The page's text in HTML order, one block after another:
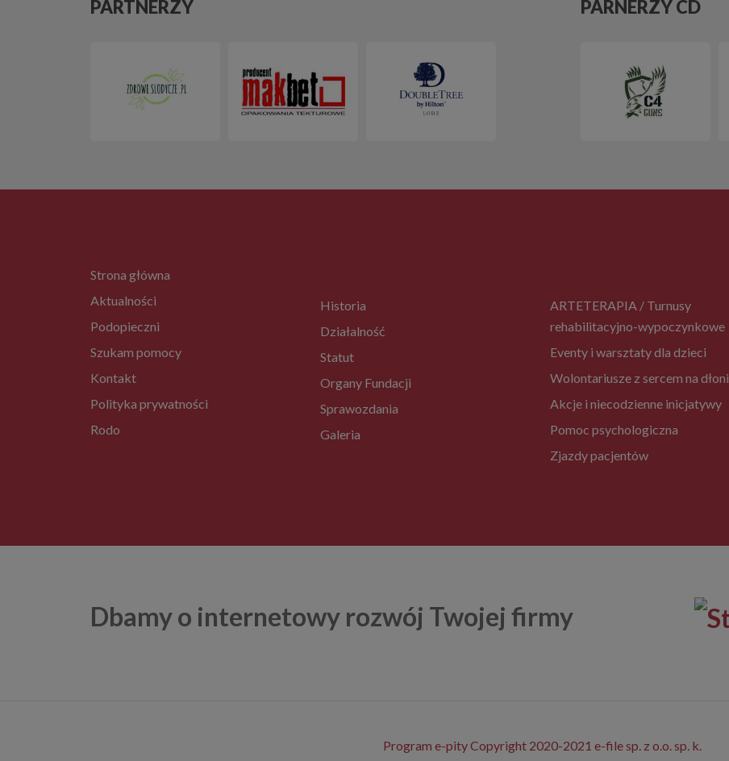
PARTNERZY PARNERZY CD
Strona główna
Aktualności
Podopieczni
Szukam pomocy
Kontakt
Polityka prywatności
Rodo
Historia
Działalność
Statut
Organy Fundacji
Sprawozdania
Galeria
ARTETERAPIA / Turnusy
rehabilitacyjno-wypoczynkowe
Eventy i warsztaty dla dzieci
Wolontariusze z sercem na dłoni
Akcje i niecodzienne inicjatywy
Pomoc psychologiczna
Zjazdy pacjentów
Dbamy o internetowy rozwój Twojej firmy
Program e-pity Copyright 2020-2021 e-file sp. z o.o. sp. k.